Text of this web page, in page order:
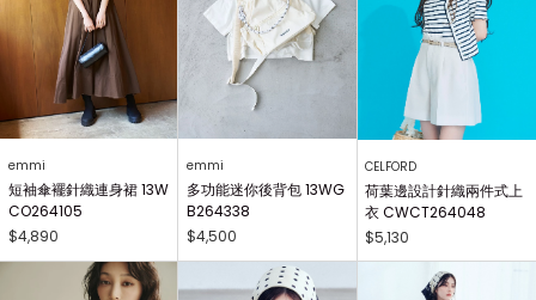
emmi
短袖傘襬針織連身裙 13W
CO264105
$4,890
emmi
多功能迷你後背包 13WG
B264338
$4,500
CELFORD
荷葉邊設計針織兩件式上
衣 CWCT264048
$5,130